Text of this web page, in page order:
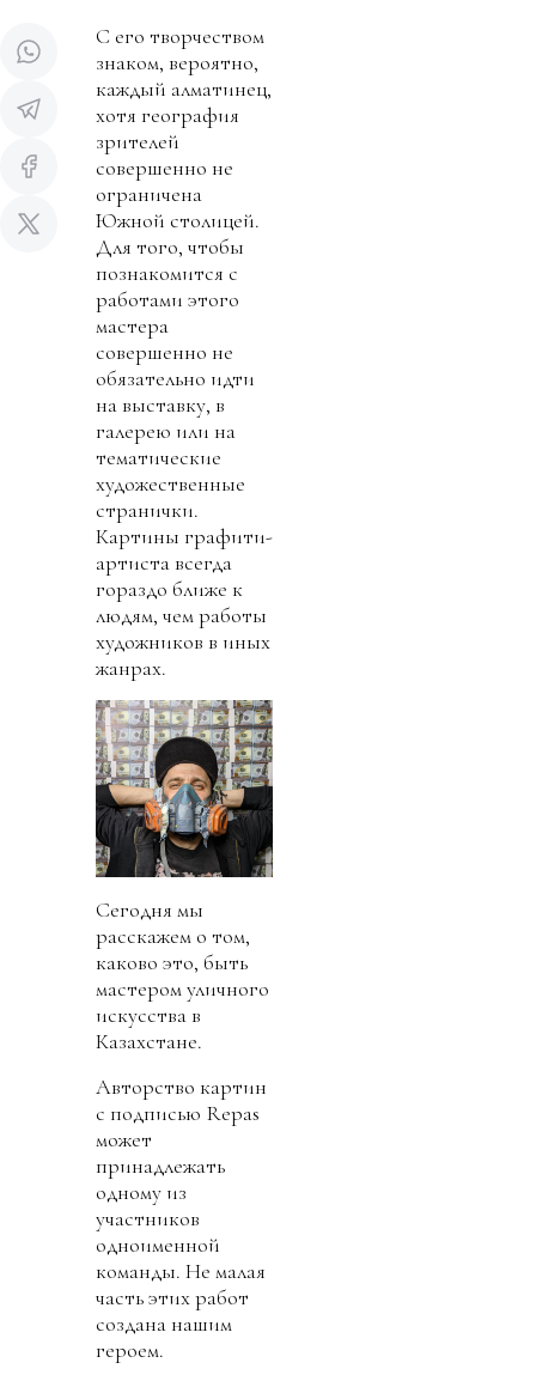
С его творчеством
знаком, вероятно,
каждый алматинец,
хотя география
зрителей
совершенно не
ограничена
Южной столицей.
Для того, чтобы
познакомится с
работами этого
мастера
совершенно не
обязательно идти
на выставку, в
галерею или на
тематические
художественные
странички.
Картины графити-
артиста всегда
гораздо ближе к
людям, чем работы
художников в иных
жанрах.
Сегодня мы
расскажем о том,
каково это, быть
мастером уличного
искусства в
Казахстане.
Авторство картин
с подписью Repas
может
принадлежать
одному из
участников
одноименной
команды. Не малая
часть этих работ
создана нашим
героем.